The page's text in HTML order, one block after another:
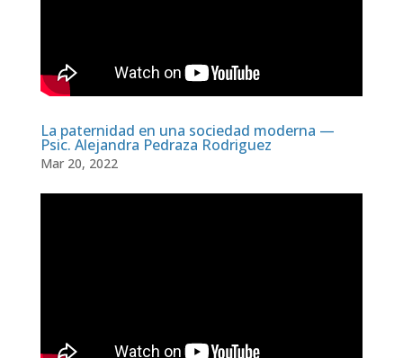
La paternidad en una sociedad moderna —
Psic. Alejandra Pedraza Rodriguez
Mar 20, 2022